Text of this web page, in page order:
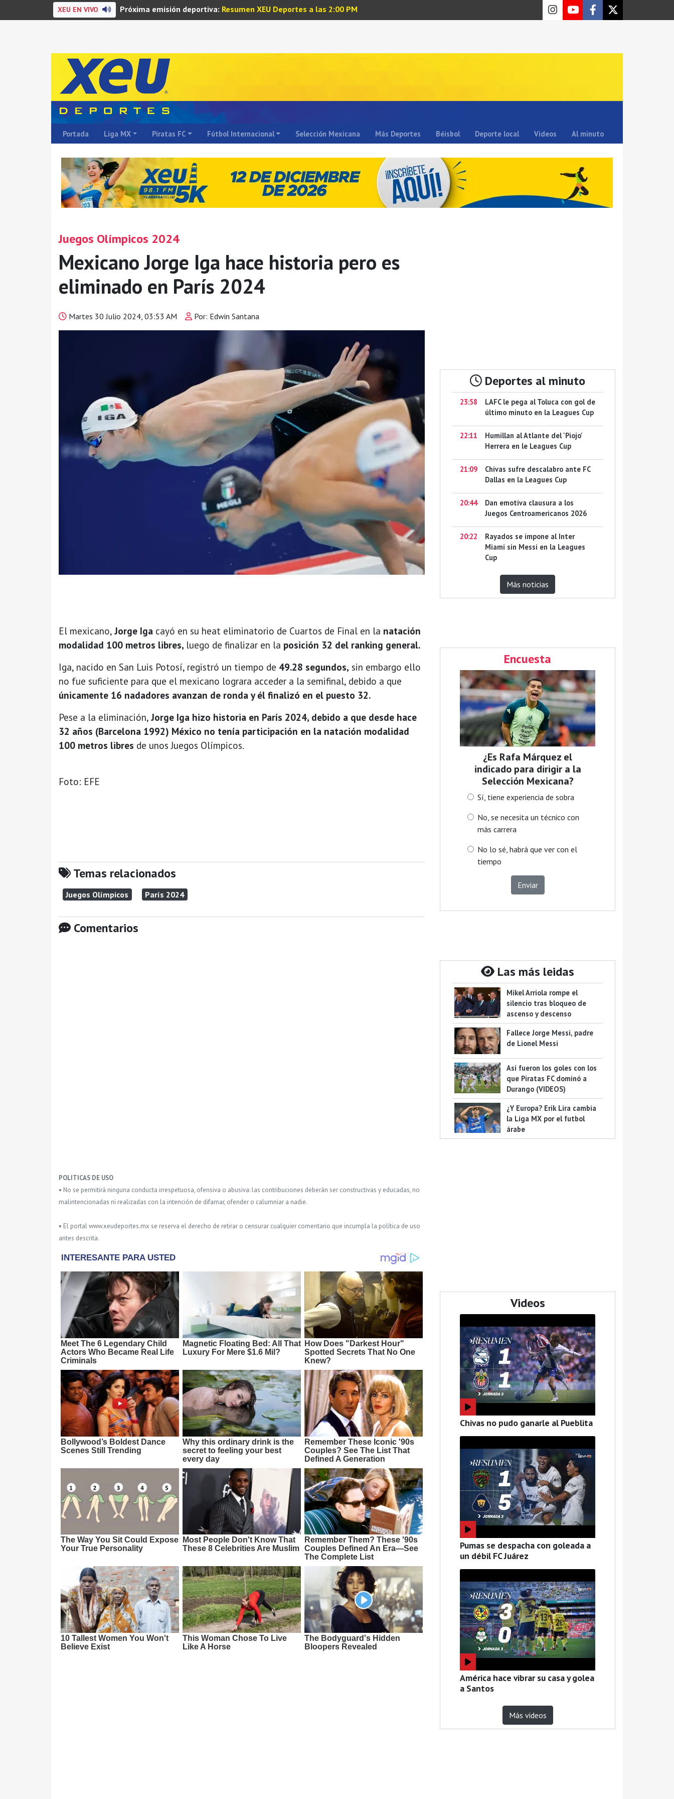
XEU EN VIVO Próxima emisión deportiva: Resumen XEU Deportes a las 2:00 PM
Portada Liga MX Piratas FC Fútbol Internacional Selección Mexicana Más Deportes Béisbol Deporte local Videos Al minuto
Juegos Olímpicos 2024
Mexicano Jorge Iga hace historia pero es
eliminado en París 2024
Martes 30 Julio 2024, 03:53 AM Por: Edwin Santana
El mexicano, Jorge Iga cayó en su heat eliminatorio de Cuartos de Final en la natación
modalidad 100 metros libres, luego de finalizar en la posición 32 del ranking general.
Iga, nacido en San Luis Potosí, registró un tiempo de 49.28 segundos, sin embargo ello
no fue suficiente para que el mexicano lograra acceder a la semifinal, debido a que
únicamente 16 nadadores avanzan de ronda y él finalizó en el puesto 32.
Pese a la eliminación, Jorge Iga hizo historia en París 2024, debido a que desde hace
32 años (Barcelona 1992) México no tenía participación en la natación modalidad
100 metros libres de unos Juegos Olímpicos.
Foto: EFE
Temas relacionados
Juegos Olímpicos París 2024
Comentarios
POLITICAS DE USO
• No se permitirá ninguna conducta irrespetuosa, ofensiva o abusiva: las contribuciones deberán ser constructivas y educadas, no
malintencionadas ni realizadas con la intención de difamar, ofender o calumniar a nadie.
• El portal www.xeudeportes.mx se reserva el derecho de retirar o censurar cualquier comentario que incumpla la política de uso
antes descrita.
Deportes al minuto
23:58
LAFC le pega al Toluca con gol de
último minuto en la Leagues Cup
22:11
Humillan al Atlante del 'Piojo'
Herrera en le Leagues Cup
21:09
Chivas sufre descalabro ante FC
Dallas en la Leagues Cup
20:44
Dan emotiva clausura a los
Juegos Centroamericanos 2026
20:22
Rayados se impone al Inter
Miami sin Messi en la Leagues
Cup
Más noticias
Encuesta
¿Es Rafa Márquez el
indicado para dirigir a la
Selección Mexicana?
Sí, tiene experiencia de sobra
No, se necesita un técnico con
más carrera
No lo sé, habrá que ver con el
tiempo
Enviar
Las más leidas
Mikel Arriola rompe el
silencio tras bloqueo de
ascenso y descenso
Fallece Jorge Messi, padre
de Lionel Messi
Así fueron los goles con los
que Piratas FC dominó a
Durango (VIDEOS)
¿Y Europa? Erik Lira cambia
la Liga MX por el futbol
árabe
Videos
Chivas no pudo ganarle al Pueblita
Pumas se despacha con goleada a
un débil FC Juárez
América hace vibrar su casa y golea
a Santos
Más videos